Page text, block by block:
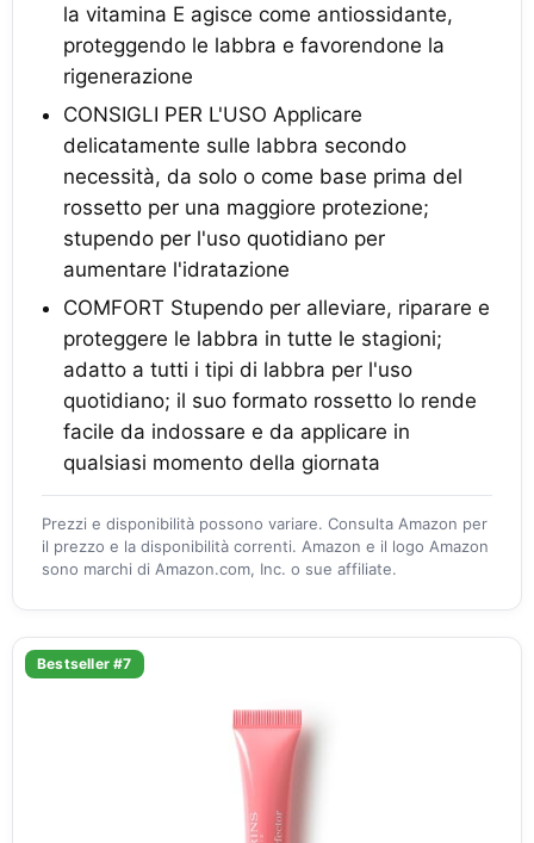
la vitamina E agisce come antiossidante,
proteggendo le labbra e favorendone la
rigenerazione
CONSIGLI PER L'USO Applicare
delicatamente sulle labbra secondo
necessità, da solo o come base prima del
rossetto per una maggiore protezione;
stupendo per l'uso quotidiano per
aumentare l'idratazione
COMFORT Stupendo per alleviare, riparare e
proteggere le labbra in tutte le stagioni;
adatto a tutti i tipi di labbra per l'uso
quotidiano; il suo formato rossetto lo rende
facile da indossare e da applicare in
qualsiasi momento della giornata
Prezzi e disponibilità possono variare. Consulta Amazon per
il prezzo e la disponibilità correnti. Amazon e il logo Amazon
sono marchi di Amazon.com, Inc. o sue affiliate.
Bestseller #7